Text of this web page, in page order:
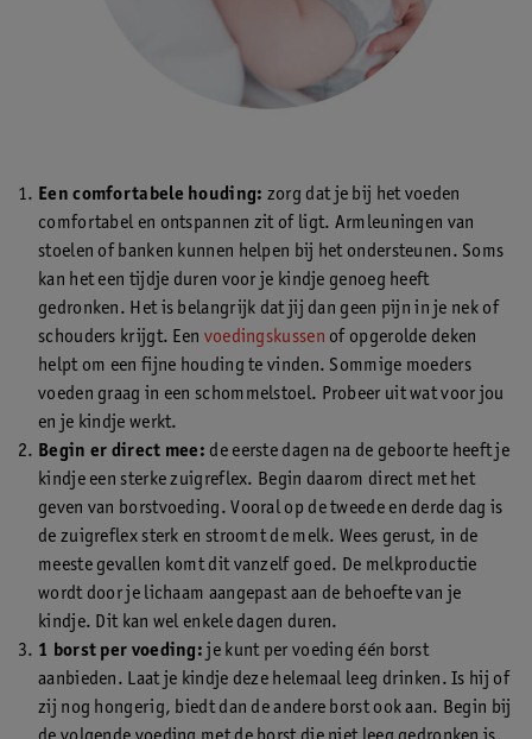
Een comfortabele houding: zorg dat je bij het voeden
comfortabel en ontspannen zit of ligt. Armleuningen van
stoelen of banken kunnen helpen bij het ondersteunen. Soms
kan het een tijdje duren voor je kindje genoeg heeft
gedronken. Het is belangrijk dat jij dan geen pijn in je nek of
schouders krijgt. Een voedingskussen of opgerolde deken
helpt om een fijne houding te vinden. Sommige moeders
voeden graag in een schommelstoel. Probeer uit wat voor jou
en je kindje werkt.
Begin er direct mee: de eerste dagen na de geboorte heeft je
kindje een sterke zuigreflex. Begin daarom direct met het
geven van borstvoeding. Vooral op de tweede en derde dag is
de zuigreflex sterk en stroomt de melk. Wees gerust, in de
meeste gevallen komt dit vanzelf goed. De melkproductie
wordt door je lichaam aangepast aan de behoefte van je
kindje. Dit kan wel enkele dagen duren.
1 borst per voeding:je kunt per voeding één borst
aanbieden. Laat je kindje deze helemaal leeg drinken. Is hij of
zij nog hongerig, biedt dan de andere borst ook aan. Begin bij